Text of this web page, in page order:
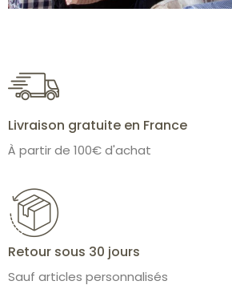
Livraison gratuite en France
À partir de 100€ d'achat
Retour sous 30 jours
Sauf articles personnalisés